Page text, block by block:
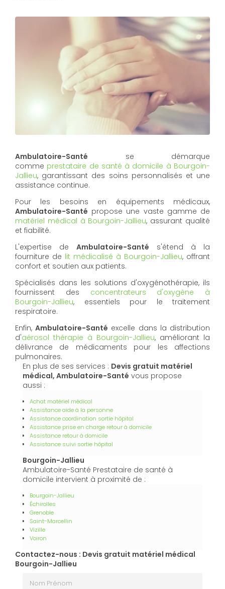
Ambulatoire-Santé se démarque
comme prestataire de santé à domicile à Bourgoin-
Jallieu, garantissant des soins personnalisés et une
assistance continue.
Pour les besoins en équipements médicaux,
Ambulatoire-Santé propose une vaste gamme de
matériel médical à Bourgoin-Jallieu, assurant qualité
et fiabilité.
L'expertise de Ambulatoire-Santé s'étend à la
fourniture de lit médicalisé à Bourgoin-Jallieu, offrant
confort et soutien aux patients.
Spécialisés dans les solutions d'oxygénothérapie, ils
fournissent des concentrateurs d'oxygène à
Bourgoin-Jallieu, essentiels pour le traitement
respiratoire.
Enfin,Ambulatoire-Santé excelle dans la distribution
d'aérosol thérapie à Bourgoin-Jallieu, améliorant la
délivrance de médicaments pour les affections
pulmonaires.
En plus de ses services : Devis gratuit matériel
médical, Ambulatoire-Santé vous propose
aussi :
Achat matériel médical
Assistance aide à la personne
Assistance coordination sortie hôpital
Assistance prise en charge retour à domicile
Assistance retour à domicile
Assistance suivi sortie hôpital
Bourgoin-Jallieu
Ambulatoire-Santé Prestataire de santé à
domicile intervient à proximité de :
Bourgoin-Jallieu
Échirolles
Grenoble
Saint-Marcellin
Vizille
Voiron
Contactez-nous : Devis gratuit matériel médical
Bourgoin-Jallieu